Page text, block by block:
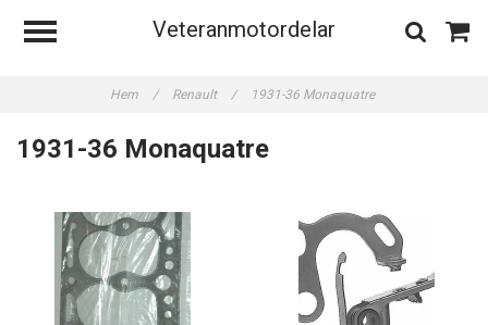
Veteranmotordelar
Hem / Renault / 1931-36 Monaquatre
1931-36 Monaquatre